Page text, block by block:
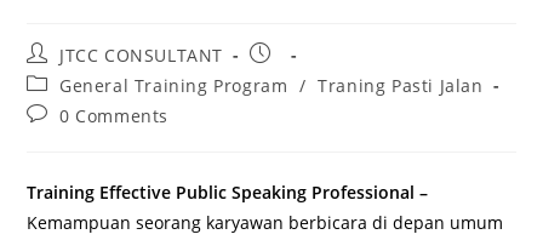
Post
author:
JTCC CONSULTANT
Post
published:
Post
category:
General Training Program / Traning Pasti Jalan
Post0 Comments
Training Effective Public Speaking Professional –
Kemampuan seorang karyawan berbicara di depan umum